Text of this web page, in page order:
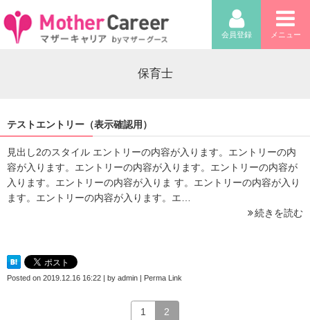
会員登録 メニュー
保育士
テストエントリー（表示確認用）
見出し2のスタイル エントリーの内容が入ります。エントリーの内
容が入ります。エントリーの内容が入ります。エントリーの内容が
入ります。エントリーの内容が入りま す。エントリーの内容が入り
ます。エントリーの内容が入ります。エ…
続きを読む
Posted on 2019.12.16 16:22 | by admin | Perma Link
1 2